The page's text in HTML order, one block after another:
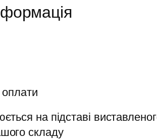
на підставі
складу